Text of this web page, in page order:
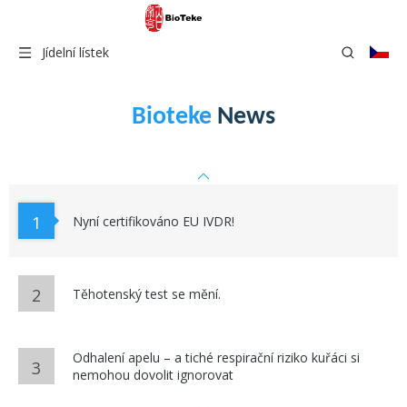
Jídelní lístek
Bioteke News
1 Nyní certifikováno EU IVDR!
2 Těhotenský test se mění.
3
Odhalení apelu – a tiché respirační riziko kuřáci si
nemohou dovolit ignorovat